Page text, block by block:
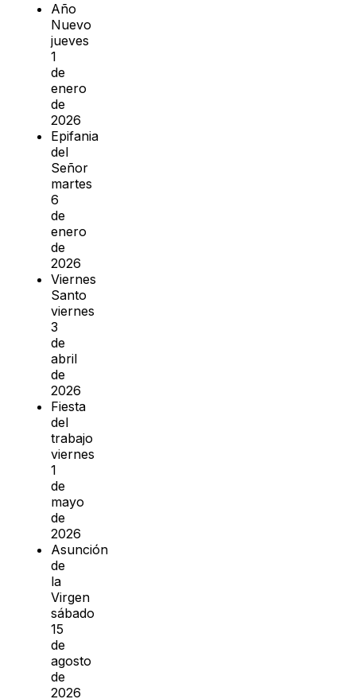
Año
Nuevo
jueves
1
de
enero
de
2026
Epifania
del
Señor
martes
6
de
enero
de
2026
Viernes
Santo
viernes
3
de
abril
de
2026
Fiesta
del
trabajo
viernes
1
de
mayo
de
2026
Asunción
de
la
Virgen
sábado
15
de
agosto
de
2026